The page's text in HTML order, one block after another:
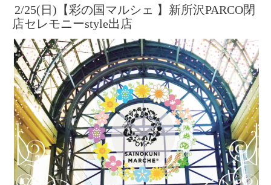
2/25(日)【彩の国マルシェ 】新所沢PARCO閉
店セレモニーstyle出店